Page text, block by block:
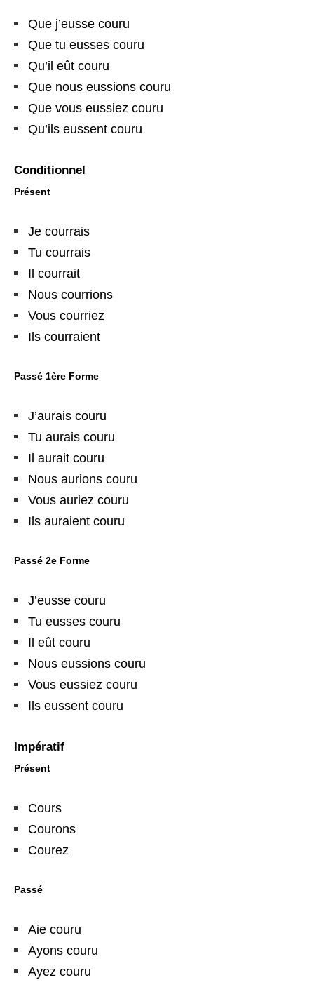
Que j’eusse couru
Que tu eusses couru
Qu’il eût couru
Que nous eussions couru
Que vous eussiez couru
Qu’ils eussent couru
Conditionnel
Présent
Je courrais
Tu courrais
Il courrait
Nous courrions
Vous courriez
Ils courraient
Passé 1ère Forme
J’aurais couru
Tu aurais couru
Il aurait couru
Nous aurions couru
Vous auriez couru
Ils auraient couru
Passé 2e Forme
J’eusse couru
Tu eusses couru
Il eût couru
Nous eussions couru
Vous eussiez couru
Ils eussent couru
Impératif
Présent
Cours
Courons
Courez
Passé
Aie couru
Ayons couru
Ayez couru